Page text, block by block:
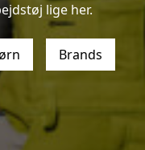
lige her.
Brands